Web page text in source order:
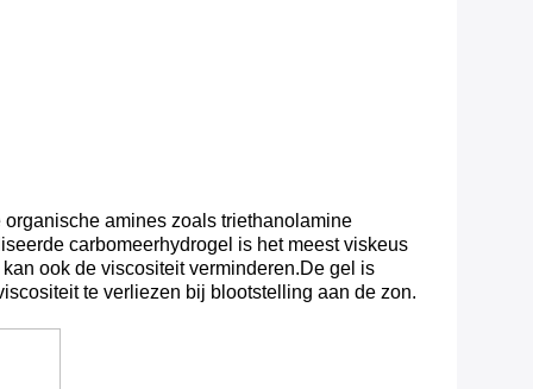
amines zoals triethanolamine
carbomeerhydrogel is het meest viskeus
ook de viscositeit verminderen.De gel is
te verliezen bij blootstelling aan de zon.